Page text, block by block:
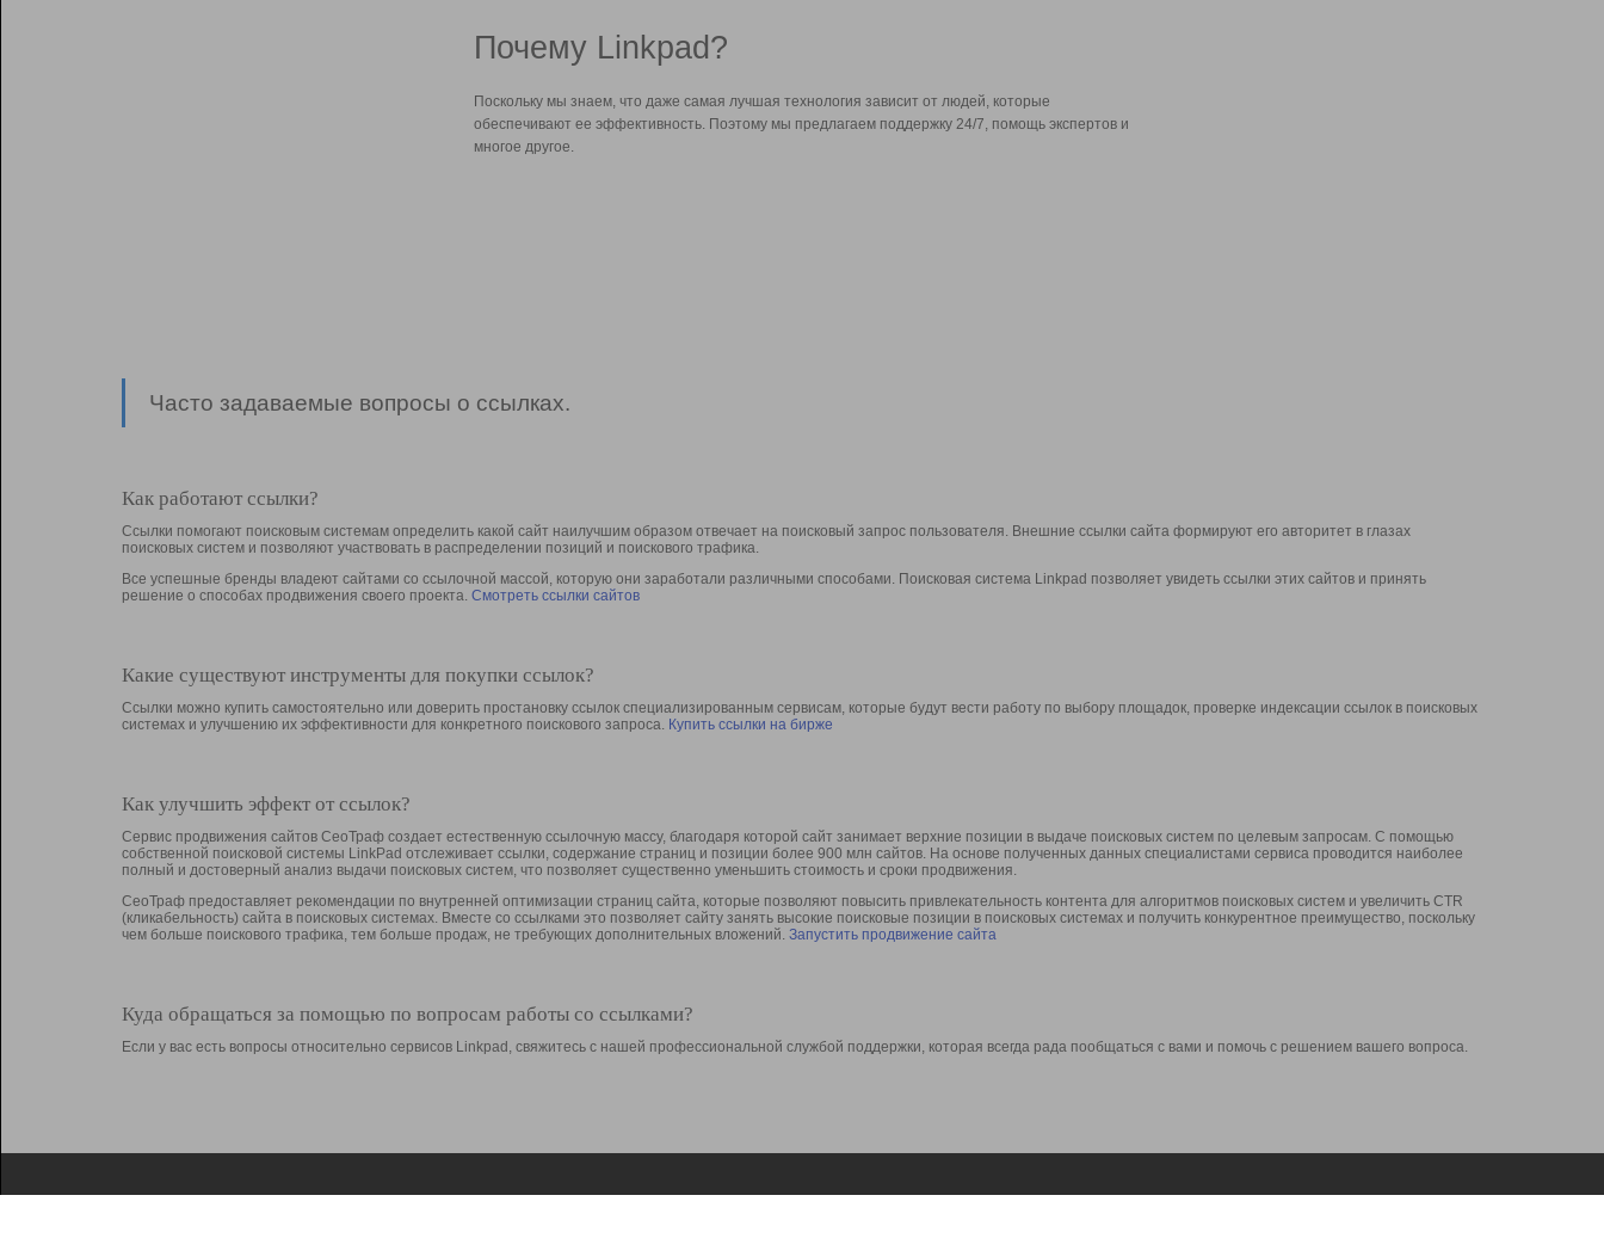
Почему Linkpad?
Поскольку мы знаем, что даже самая лучшая технология зависит от людей, которые
обеспечивают ее эффективность. Поэтому мы предлагаем поддержку 24/7, помощь экспертов и
многое другое.
Часто задаваемые вопросы о ссылках.
Как работают ссылки?
Ссылки помогают поисковым системам определить какой сайт наилучшим образом отвечает на поисковый запрос пользователя. Внешние ссылки сайта формируют его авторитет в глазах
поисковых систем и позволяют участвовать в раcпределении позиций и поискового трафика.
Все успешные бренды владеют сайтами со ссылочной массой, которую они заработали различными способами. Поисковая система Linkpad позволяет увидеть ссылки этих сайтов и принять
решение о способах продвижения своего проекта. Смотреть ссылки сайтов
Какие существуют инструменты для покупки ссылок?
Ссылки можно купить самостоятельно или доверить простановку ссылок специализированным сервисам, которые будут вести работу по выбору площадок, проверке индексации ссылок в поисковых
системах и улучшению их эффективности для конкретного поискового запроса. Купить ссылки на бирже
Как улучшить эффект от ссылок?
Сервис продвижения сайтов СеоТраф создает естественную ссылочную массу, благодаря которой сайт занимает верхние позиции в выдаче поисковых систем по целевым запросам. С помощью
собственной поисковой системы LinkPad отслеживает ссылки, содержание страниц и позиции более 900 млн сайтов. На основе полученных данных специалистами сервиса проводится наиболее
полный и достоверный анализ выдачи поисковых систем, что позволяет существенно уменьшить стоимость и сроки продвижения.
СеоТраф предоставляет рекомендации по внутренней оптимизации страниц сайта, которые позволяют повысить привлекательность контента для алгоритмов поисковых систем и увеличить CTR
(кликабельность) сайта в поисковых системах. Вместе со ссылками это позволяет сайту занять высокие поисковые позиции в поисковых системах и получить конкурентное преимущество, поскольку
чем больше поискового трафика, тем больше продаж, не требующих дополнительных вложений. Запустить продвижение сайта
Куда обращаться за помощью по вопросам работы со ссылками?
Если у вас есть вопросы относительно сервисов Linkpad, свяжитесь с нашей профессиональной службой поддержки, которая всегда рада пообщаться с вами и помочь с решением вашего вопроса.